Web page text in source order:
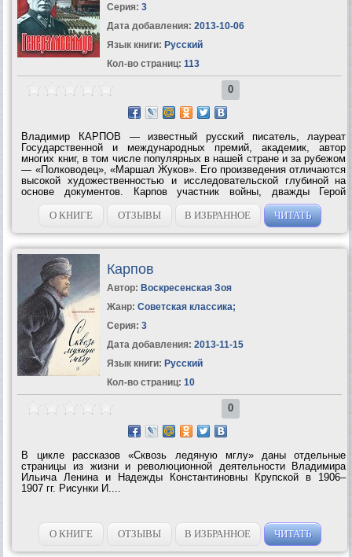
Серия: 3
Дата добавления: 2013-10-06
Язык книги: Русский
Кол-во страниц: 113
0
Владимир КАРПОВ — известный русский писатель, лауреат
Государственной и международных премий, академик, автор
многих книг, в том числе популярных в нашей стране и за рубежом
— «Полководец», «Маршал Жуков». Его произведения отличаются
высокой художественностью и исследовательской глубиной на
основе документов. Карпов участник войны, дважды Герой
Советского Союза, окончил две военные академии и Литературный
институт им. Горького,...
О КНИГЕ ОТЗЫВЫ В ИЗБРАННОЕ ЧИТАТЬ
Карпов
Автор: Воскресенская Зоя
Жанр: Советская классика;
Серия: 3
Дата добавления: 2013-11-15
Язык книги: Русский
Кол-во страниц: 10
0
В цикле рассказов «Сквозь ледяную мглу» даны отдельные
страницы из жизни и революционной деятельности Владимира
Ильича Ленина и Надежды Константиновны Крупской в 1906–
1907 гг. Рисунки И....
О КНИГЕ ОТЗЫВЫ В ИЗБРАННОЕ ЧИТАТЬ